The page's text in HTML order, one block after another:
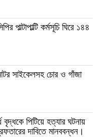
পাল্টাপাল্টি কর্মসূচি ঘিরে ১৪৪
সাইকেলসহ চোর ও গাঁজা
পিটিয়ে হত্যার ঘটনায়
দাবিতে মানববন্ধন।